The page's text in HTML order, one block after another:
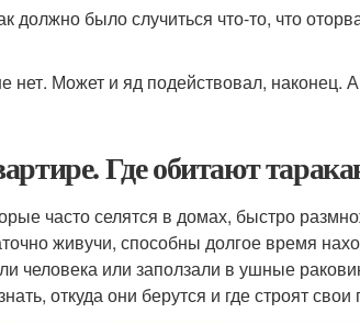
должно было случиться что-то, что
нет. Может и яд подействовал, наконец.
Где обитают
часто селятся в домах, быстро
живучи, способны долгое время
человека или заползали в ушные
откуда они берутся и где строят свои